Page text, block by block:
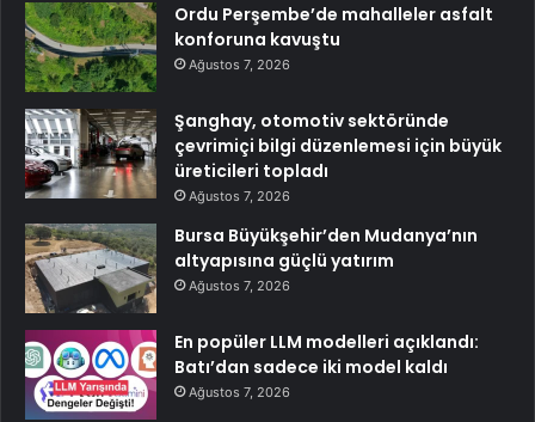
Ordu Perşembe’de mahalleler asfalt
konforuna kavuştu
Ağustos 7, 2026
Şanghay, otomotiv sektöründe
çevrimiçi bilgi düzenlemesi için büyük
üreticileri topladı
Ağustos 7, 2026
Bursa Büyükşehir’den Mudanya’nın
altyapısına güçlü yatırım
Ağustos 7, 2026
En popüler LLM modelleri açıklandı:
Batı’dan sadece iki model kaldı
Ağustos 7, 2026